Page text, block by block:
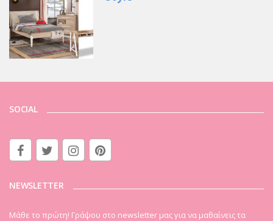
SOCIAL
NEWSLETTER
Μάθε το πρώτη! Γράψου στο newsletter μας για να μαθαίνεις τα